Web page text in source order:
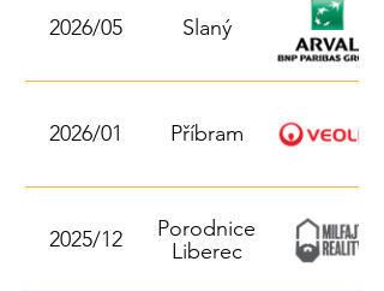
2026/05 Slaný
2026/01 Příbram
2025/12
Porodnice
Liberec